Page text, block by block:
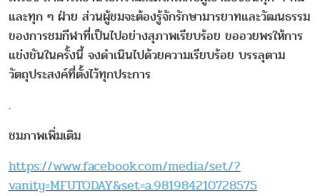
และทุก ๆ ฝ่าย ส่วนผู้ชมจะต้องรู้จักรักษามารยาทและวัฒนธรรม
ของการชมกีฬาที่เป็นไปอย่างสุภาพเรียบร้อย ขออวยพรให้การ
แข่งขันในครั้งนี้ จงดำเนินไปด้วยความเรียบร้อย บรรลุตาม
วัตถุประสงค์ที่ตั้งไว้ทุกประการ
.
ชมภาพเพิ่มเติม
https://www.facebook.com/media/set/?
vanity=MFUTODAY&set=a.981984210728575